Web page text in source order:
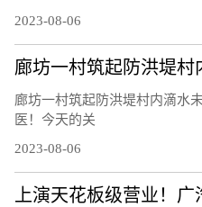
2023-08-06
廊坊一村筑起防洪堤村内滴水
医！今天的关
2023-08-06